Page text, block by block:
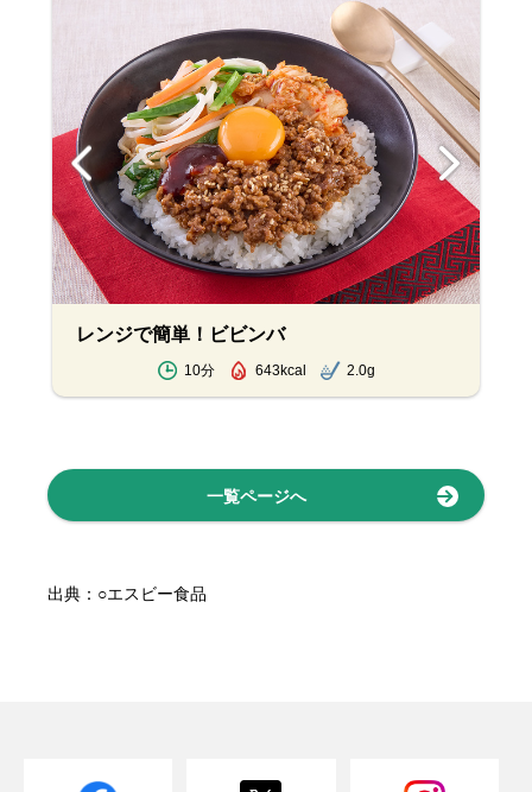
レンジで簡単！ビビンバ
10分 643kcal 2.0g
一覧ページへ
出典：○エスビー食品